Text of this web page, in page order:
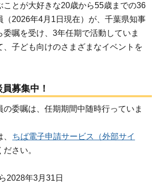
ことが大好きな20歳から55歳までの36
（2026年4月1日現在）が、千葉県知事
委嘱を受け、3年任期で活動していま
、子ども向けのさまざまなイベントを
募集中！
の委嘱は、任期期間中随時行っていま
ちば電子申請サービス（外部サイ
さい。
2028年3月31日